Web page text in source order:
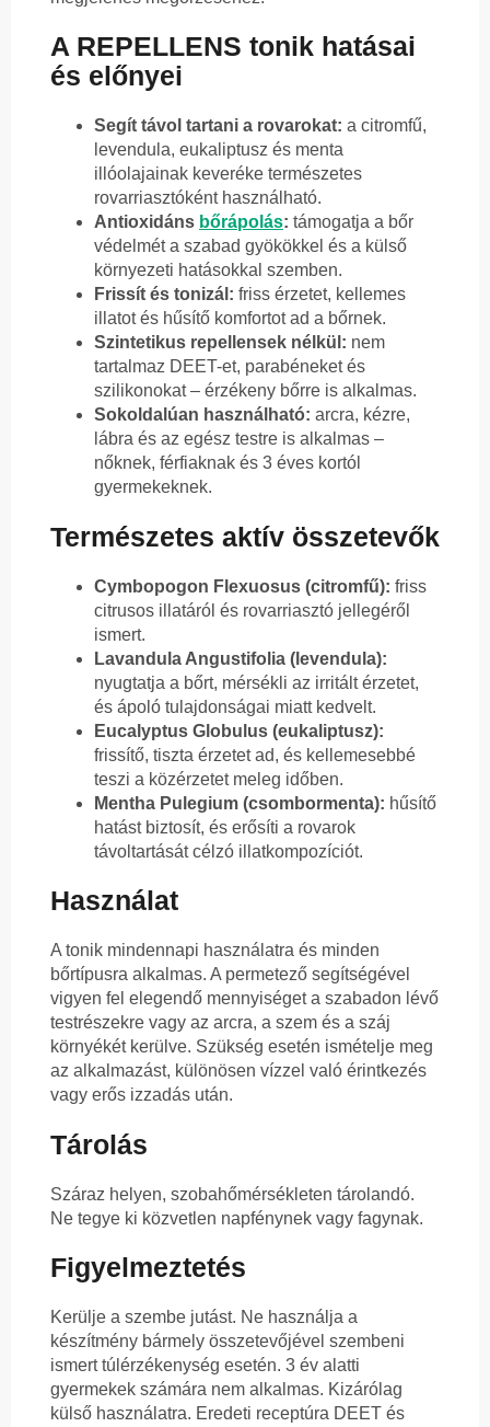
A REPELLENS tonik hatásai
és előnyei
Segít távol tartani a rovarokat: a citromfű,
levendula, eukaliptusz és menta
illóolajainak keveréke természetes
rovarriasztóként használható.
Antioxidáns bőrápolás: támogatja a bőr
védelmét a szabad gyökökkel és a külső
környezeti hatásokkal szemben.
Frissít és tonizál: friss érzetet, kellemes
illatot és hűsítő komfortot ad a bőrnek.
Szintetikus repellensek nélkül: nem
tartalmaz DEET-et, parabéneket és
szilikonokat – érzékeny bőrre is alkalmas.
Sokoldalúan használható: arcra, kézre,
lábra és az egész testre is alkalmas –
nőknek, férfiaknak és 3 éves kortól
gyermekeknek.
Természetes aktív összetevők
Cymbopogon Flexuosus (citromfű): friss
citrusos illatáról és rovarriasztó jellegéről
ismert.
Lavandula Angustifolia (levendula):
nyugtatja a bőrt, mérsékli az irritált érzetet,
és ápoló tulajdonságai miatt kedvelt.
Eucalyptus Globulus (eukaliptusz):
frissítő, tiszta érzetet ad, és kellemesebbé
teszi a közérzetet meleg időben.
Mentha Pulegium (csombormenta): hűsítő
hatást biztosít, és erősíti a rovarok
távoltartását célzó illatkompozíciót.
Használat
A tonik mindennapi használatra és minden
bőrtípusra alkalmas. A permetező segítségével
vigyen fel elegendő mennyiséget a szabadon lévő
testrészekre vagy az arcra, a szem és a száj
környékét kerülve. Szükség esetén ismételje meg
az alkalmazást, különösen vízzel való érintkezés
vagy erős izzadás után.
Tárolás
Száraz helyen, szobahőmérsékleten tárolandó.
Ne tegye ki közvetlen napfénynek vagy fagynak.
Figyelmeztetés
Kerülje a szembe jutást. Ne használja a
készítmény bármely összetevőjével szembeni
ismert túlérzékenység esetén. 3 év alatti
gyermekek számára nem alkalmas. Kizárólag
külső használatra. Eredeti receptúra DEET és